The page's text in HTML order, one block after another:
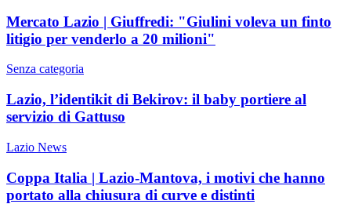
Mercato Lazio | Giuffredi: "Giulini voleva un finto
litigio per venderlo a 20 milioni"
Senza categoria
Lazio, l’identikit di Bekirov: il baby portiere al
servizio di Gattuso
Lazio News
Coppa Italia | Lazio-Mantova, i motivi che hanno
portato alla chiusura di curve e distinti